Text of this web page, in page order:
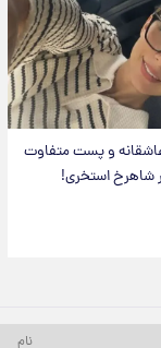
و پست متفاوت
شاهرخ استخری!